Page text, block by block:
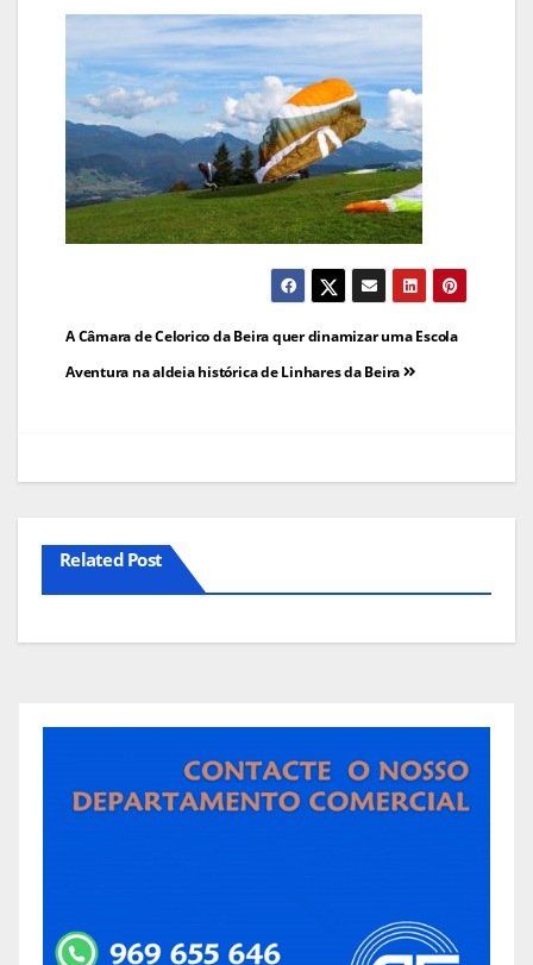
Navegação
de
A Câmara de Celorico da Beira quer dinamizar uma Escola
Aventura na aldeia histórica de Linhares da Beira
Related Post